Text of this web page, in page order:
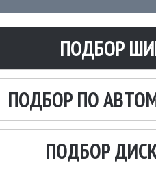
ПОДБОР
ПОДБОР ПО
ПОДБОР